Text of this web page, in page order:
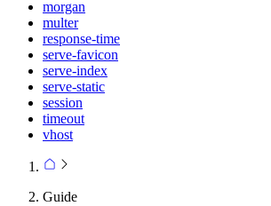
morgan
multer
response-time
serve-favicon
serve-index
serve-static
session
timeout
vhost
Guide